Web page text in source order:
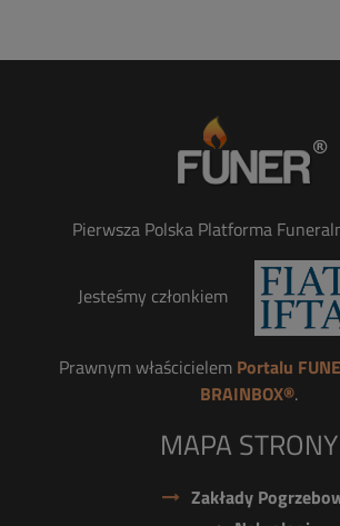
Pierwsza Polska Platforma
Jesteśmy członkiem
Prawnym właścicielem Portalu
BRAINBOX®.
MAPA STRONY
Zakłady